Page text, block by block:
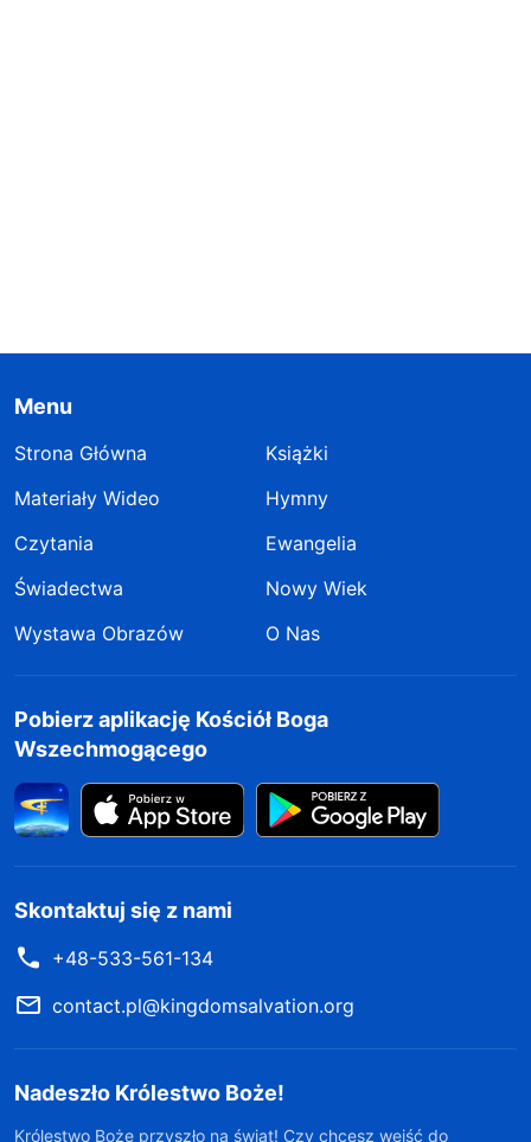
Menu
Strona Główna
Książki
Materiały Wideo
Hymny
Czytania
Ewangelia
Świadectwa
Nowy Wiek
Wystawa Obrazów
O Nas
Pobierz aplikację Kościół Boga
Wszechmogącego
Skontaktuj się z nami
+48-533-561-134
contact.pl@kingdomsalvation.org
Nadeszło Królestwo Boże!
Królestwo Boże przyszło na świat! Czy chcesz wejść do